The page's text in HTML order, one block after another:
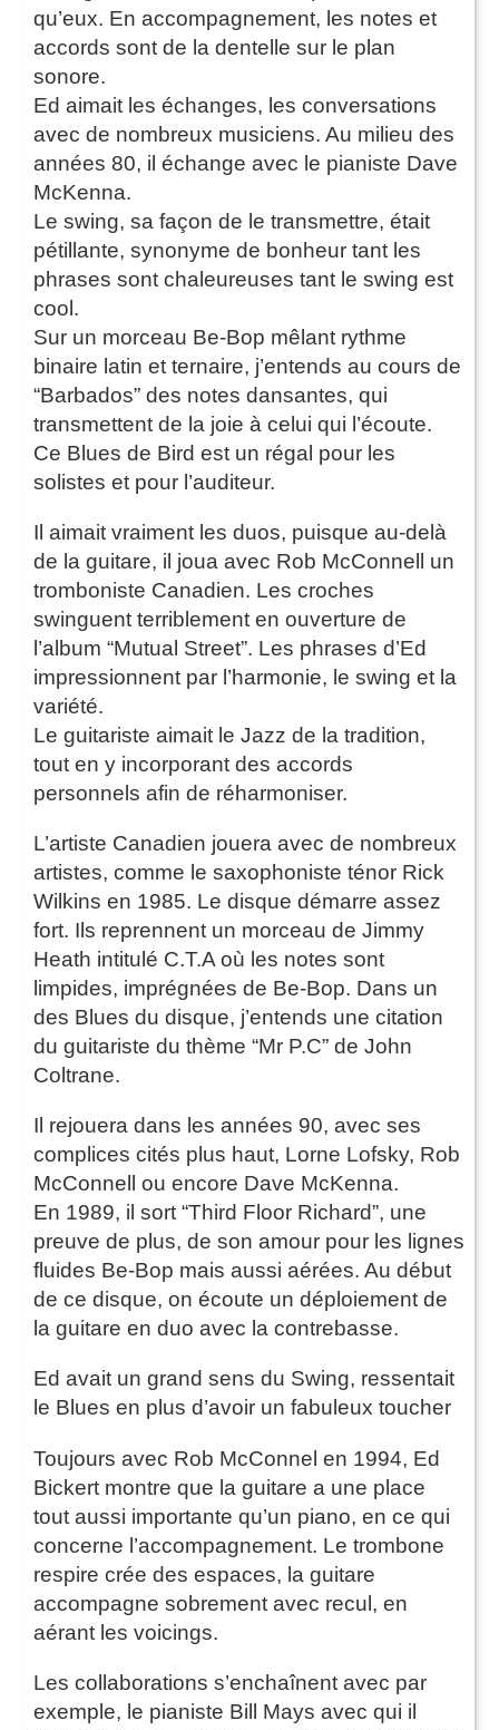
qu’eux. En accompagnement, les notes et
accords sont de la dentelle sur le plan
sonore.
Ed aimait les échanges, les conversations
avec de nombreux musiciens. Au milieu des
années 80, il échange avec le pianiste Dave
McKenna.
Le swing, sa façon de le transmettre, était
pétillante, synonyme de bonheur tant les
phrases sont chaleureuses tant le swing est
cool.
Sur un morceau Be-Bop mêlant rythme
binaire latin et ternaire, j’entends au cours de
“Barbados” des notes dansantes, qui
transmettent de la joie à celui qui l’écoute.
Ce Blues de Bird est un régal pour les
solistes et pour l’auditeur.
Il aimait vraiment les duos, puisque au-delà
de la guitare, il joua avec Rob McConnell un
tromboniste Canadien. Les croches
swinguent terriblement en ouverture de
l’album “Mutual Street”. Les phrases d’Ed
impressionnent par l’harmonie, le swing et la
variété.
Le guitariste aimait le Jazz de la tradition,
tout en y incorporant des accords
personnels afin de réharmoniser.
L’artiste Canadien jouera avec de nombreux
artistes, comme le saxophoniste ténor Rick
Wilkins en 1985. Le disque démarre assez
fort. Ils reprennent un morceau de Jimmy
Heath intitulé C.T.A où les notes sont
limpides, imprégnées de Be-Bop. Dans un
des Blues du disque, j’entends une citation
du guitariste du thème “Mr P.C” de John
Coltrane.
Il rejouera dans les années 90, avec ses
complices cités plus haut, Lorne Lofsky, Rob
McConnell ou encore Dave McKenna.
En 1989, il sort “Third Floor Richard”, une
preuve de plus, de son amour pour les lignes
fluides Be-Bop mais aussi aérées. Au début
de ce disque, on écoute un déploiement de
la guitare en duo avec la contrebasse.
Ed avait un grand sens du Swing, ressentait
le Blues en plus d’avoir un fabuleux toucher
Toujours avec Rob McConnel en 1994, Ed
Bickert montre que la guitare a une place
tout aussi importante qu’un piano, en ce qui
concerne l’accompagnement. Le trombone
respire crée des espaces, la guitare
accompagne sobrement avec recul, en
aérant les voicings.
Les collaborations s’enchaînent avec par
exemple, le pianiste Bill Mays avec qui il